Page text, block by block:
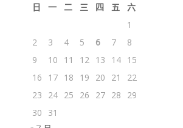
日 一 二 三 四 五
六
1
2
3 4 5 6 7
8
9
10 11 12 13 14
15
16
17 18 19 20 21
22
23
24 25 26 27 28
29
30
31